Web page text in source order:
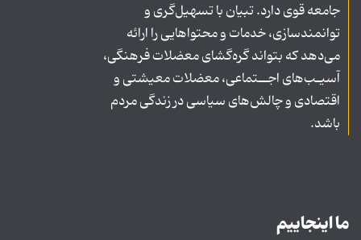
جامعه قوی دارد. تبیان با تسهیل‌گری و
توانمندسازی، خدمات و محتواهایی را ارائه
می‌دهد که بتواند گره‌گشای معضلات فرهنگی،
آسیـب‌های اجــتماعی، معضلات معیشتی و
اقتصادی و چالش‌های سیاسی در زندگی مردم
باشد.
ما اینجاییم